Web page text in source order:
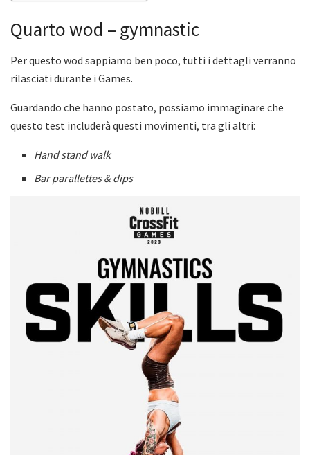
Quarto wod – gymnastic
Per questo wod sappiamo ben poco, tutti i dettagli verranno
rilasciati durante i Games.
Guardando che hanno postato, possiamo immaginare che
questo test includerà questi movimenti, tra gli altri:
Hand stand walk
Bar parallettes & dips